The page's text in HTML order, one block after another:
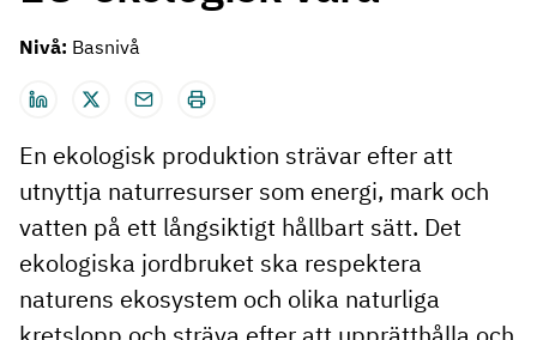
Nivå: Basnivå
En ekologisk produktion strävar efter att
utnyttja naturresurser som energi, mark och
vatten på ett långsiktigt hållbart sätt. Det
ekologiska jordbruket ska respektera
naturens ekosystem och olika naturliga